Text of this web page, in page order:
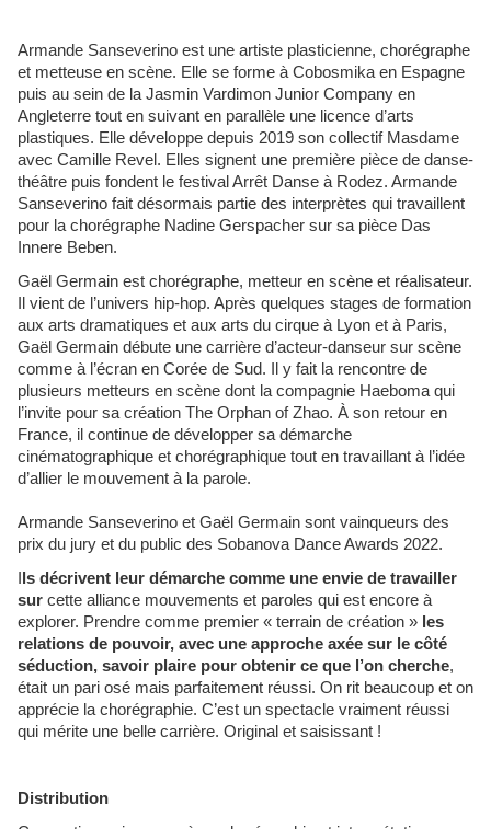
Armande Sanseverino est une artiste plasticienne, chorégraphe
et metteuse en scène. Elle se forme à Cobosmika en Espagne
puis au sein de la Jasmin Vardimon Junior Company en
Angleterre tout en suivant en parallèle une licence d’arts
plastiques. Elle développe depuis 2019 son collectif Masdame
avec Camille Revel. Elles signent une première pièce de danse-
théâtre puis fondent le festival Arrêt Danse à Rodez. Armande
Sanseverino fait désormais partie des interprètes qui travaillent
pour la chorégraphe Nadine Gerspacher sur sa pièce Das
Innere Beben.
Gaël Germain est chorégraphe, metteur en scène et réalisateur.
Il vient de l’univers hip-hop. Après quelques stages de formation
aux arts dramatiques et aux arts du cirque à Lyon et à Paris,
Gaël Germain débute une carrière d’acteur-danseur sur scène
comme à l’écran en Corée de Sud. Il y fait la rencontre de
plusieurs metteurs en scène dont la compagnie Haeboma qui
l’invite pour sa création The Orphan of Zhao. À son retour en
France, il continue de développer sa démarche
cinématographique et chorégraphique tout en travaillant à l’idée
d’allier le mouvement à la parole.
Armande Sanseverino et Gaël Germain sont vainqueurs des
prix du jury et du public des Sobanova Dance Awards 2022.
ls décrivent leur démarche comme une envie de travailler
sur cette alliance mouvements et paroles qui est encore à
explorer. Prendre comme premier « terrain de création » les
relations de pouvoir, avec une approche axée sur le côté
séduction, savoir plaire pour obtenir ce que l’on cherche,
était un pari osé mais parfaitement réussi. On rit beaucoup et on
apprécie la chorégraphie. C’est un spectacle vraiment réussi
qui mérite une belle carrière. Original et saisissant !
Distribution